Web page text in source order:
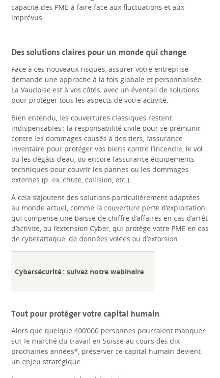
capacité des PME à faire face aux fluctuations et aux
imprévus.
Des solutions claires pour un monde qui change
Face à ces nouveaux risques, assurer votre entreprise
demande une approche à la fois globale et personnalisée.
La Vaudoise est à vos côtés, avec un éventail de solutions
pour protéger tous les aspects de votre activité.
Bien entendu, les couvertures classiques restent
indispensables : la responsabilité civile pour se prémunir
contre les dommages causés à des tiers, l’assurance
inventaire pour protéger vos biens contre l’incendie, le vol
ou les dégâts d’eau, ou encore l’assurance équipements
techniques pour couvrir les pannes ou les dommages
externes (p. ex, chute, collision, etc.)
À cela s’ajoutent des solutions particulièrement adaptées
au monde actuel, comme la couverture perte d’exploitation,
qui compense une baisse de chiffre d’affaires en cas d’arrêt
d’activité, ou l’extension Cyber, qui protège votre PME en cas
de cyberattaque, de données volées ou d’extorsion.
Cybersécurité : suivez notre webinaire
Tout pour protéger votre capital humain
Alors que quelque 400’000 personnes pourraient manquer
sur le marché du travail en Suisse au cours des dix
prochaines années*, préserver ce capital humain devient
un enjeu stratégique.